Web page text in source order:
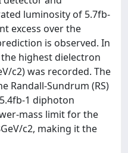
luminosity of 5.7fb-
excess over the
is observed. In
highest dielectron
c2) was recorded. The
Randall-Sundrum (RS)
1 diphoton
mass limit for the
c2, making it the